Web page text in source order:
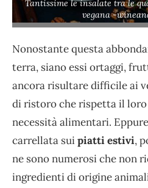
Tantissime le insalate tra le
vegana -
Nonostante questa
terra, siano essi ortaggi,
ancora risultare difficile ai
di ristoro che rispetta il
necessità alimentari.
carrellata suipiatti estivi,
ne sono numerosi che non
ingredienti di origine